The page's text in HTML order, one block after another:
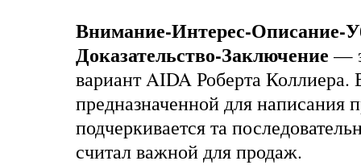
Внимание-Интерес-Описание-
Доказательство-Заключение —
вариант AIDA Роберта Коллиера.
предназначенной для написания
подчеркивается та
считал важной для продаж.